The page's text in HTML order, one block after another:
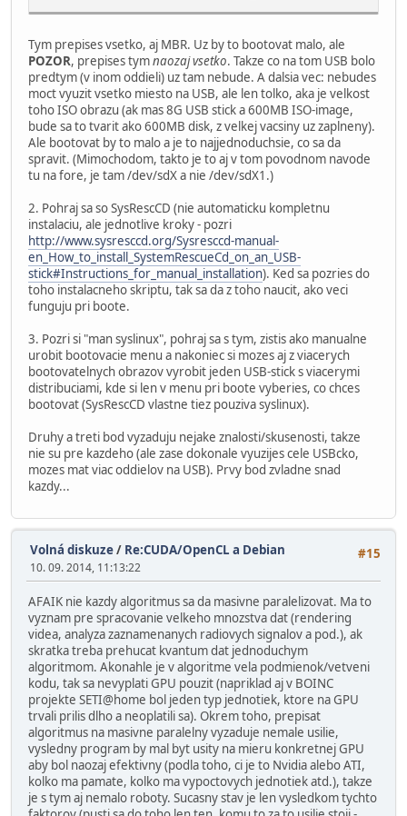
Tym prepises vsetko, aj MBR. Uz by to bootovat malo, ale
POZOR, prepises tymnaozaj vsetko. Takze co na tom USB bolo
predtym (v inom oddieli) uz tam nebude. A dalsia vec: nebudes
moct vyuzit vsetko miesto na USB, ale len tolko, aka je velkost
toho ISO obrazu (ak mas 8G USB stick a 600MB ISO-image,
bude sa to tvarit ako 600MB disk, z velkej vacsiny uz zaplneny).
Ale bootovat by to malo a je to najjednoduchsie, co sa da
spravit. (Mimochodom, takto je to aj v tom povodnom navode
tu na fore, je tam /dev/sdX a nie /dev/sdX1.)
2. Pohraj sa so SysRescCD (nie automaticku kompletnu
instalaciu, ale jednotlive kroky - pozri
http://www.sysresccd.org/Sysresccd-manual-
en_How_to_install_SystemRescueCd_on_an_USB-
stick#Instructions_for_manual_installation). Ked sa pozries do
toho instalacneho skriptu, tak sa da z toho naucit, ako veci
funguju pri boote.
3. Pozri si "man syslinux", pohraj sa s tym, zistis ako manualne
urobit bootovacie menu a nakoniec si mozes aj z viacerych
bootovatelnych obrazov vyrobit jeden USB-stick s viacerymi
distribuciami, kde si len v menu pri boote vyberies, co chces
bootovat (SysRescCD vlastne tiez pouziva syslinux).
Druhy a treti bod vyzaduju nejake znalosti/skusenosti, takze
nie su pre kazdeho (ale zase dokonale vyuzijes cele USBcko,
mozes mat viac oddielov na USB). Prvy bod zvladne snad
kazdy...
#15
Volná diskuze/ Re:CUDA/OpenCL a Debian
10. 09. 2014, 11:13:22
AFAIK nie kazdy algoritmus sa da masivne paralelizovat. Ma to
vyznam pre spracovanie velkeho mnozstva dat (rendering
videa, analyza zaznamenanych radiovych signalov a pod.), ak
skratka treba prehucat kvantum dat jednoduchym
algoritmom. Akonahle je v algoritme vela podmienok/vetveni
kodu, tak sa nevyplati GPU pouzit (napriklad aj v BOINC
projekte SETI@home bol jeden typ jednotiek, ktore na GPU
trvali prilis dlho a neoplatili sa). Okrem toho, prepisat
algoritmus na masivne paralelny vyzaduje nemale usilie,
vysledny program by mal byt usity na mieru konkretnej GPU
aby bol naozaj efektivny (podla toho, ci je to Nvidia alebo ATI,
kolko ma pamate, kolko ma vypoctovych jednotiek atd.), takze
je s tym aj nemalo roboty. Sucasny stav je len vysledkom tychto